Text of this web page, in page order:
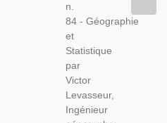
n.
84 - Géographie
et
Statistique
par
Victor
Levasseur,
Ingénieur